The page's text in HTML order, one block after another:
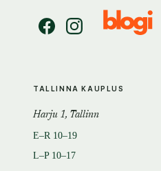
TALLINNA KAUPLUS
Harju 1, Tallinn
E–R 10–19
L–P 10–17